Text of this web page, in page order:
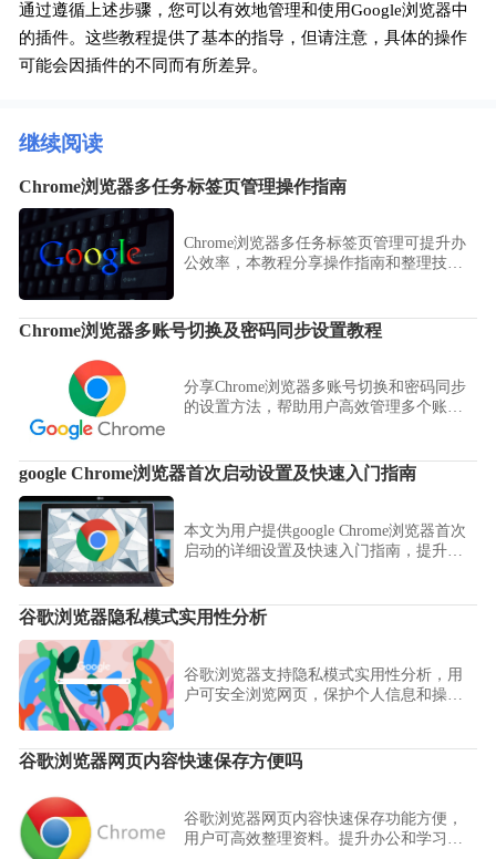
通过遵循上述步骤，您可以有效地管理和使用Google浏览器中
的插件。这些教程提供了基本的指导，但请注意，具体的操作
可能会因插件的不同而有所差异。
继续阅读
Chrome浏览器多任务标签页管理操作指南
Chrome浏览器多任务标签页管理可提升办
公效率，本教程分享操作指南和整理技
Chrome浏览器多账号切换及密码同步设置教程
分享Chrome浏览器多账号切换和密码同步
的设置方法，帮助用户高效管理多个账号
google Chrome浏览器首次启动设置及快速入门指南
本文为用户提供google Chrome浏览器首次
启动的详细设置及快速入门指南，提升初
谷歌浏览器隐私模式实用性分析
谷歌浏览器支持隐私模式实用性分析，用
户可安全浏览网页，保护个人信息和操作
谷歌浏览器网页内容快速保存方便吗
谷歌浏览器网页内容快速保存功能方便，
用户可高效整理资料。提升办公和学习效